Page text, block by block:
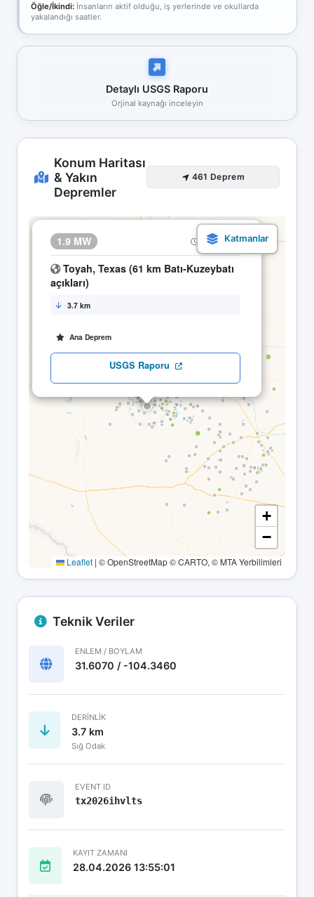
Öğle/İkindi: İnsanların aktif olduğu, iş yerlerinde ve okullarda
yakalandığı saatler.
Detaylı USGS Raporu
Orjinal kaynağı inceleyin
Konum Haritası
& Yakın
Depremler
461 Deprem
1.9 MW 28.04 16:49
Toyah, Texas (61 km Batı-Kuzeybatı
açıkları)
3.7 km
Ana Deprem
USGS Raporu
×
+
−
Leaflet | © OpenStreetMap © CARTO, © MTA Yerbilimleri
Teknik Veriler
ENLEM / BOYLAM
31.6070 / -104.3460
DERINLIK
3.7 km
Sığ Odak
EVENT ID
tx2026ihvlts
KAYIT ZAMANI
28.04.2026 13:55:01